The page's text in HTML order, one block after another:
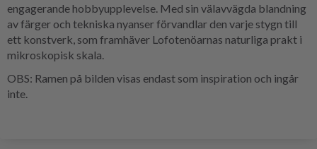
engagerande hobbyupplevelse. Med sin välavvägda blandning
av färger och tekniska nyanser förvandlar den varje stygn till
ett konstverk, som framhäver Lofotenöarnas naturliga prakt i
mikroskopisk skala.
OBS: Ramen på bilden visas endast som inspiration och ingår
inte.